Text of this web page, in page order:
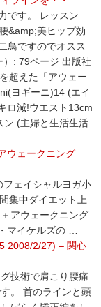
です。 レッスン
&amp;美ヒップ効
鳥ですのでオスス
: 79ページ 出版社:
超えた「アウェー
ヨギーニ)14 (エイ
ロ減!ウエスト13cm
ン (主婦と生活生活
ウェークニング
フェイシャルヨガ小
集中ダイエット上
アウェークニング
マイケルズの …
2008/2/27) – 関心
技術で肩こり腰痛
。 首のラインと頭